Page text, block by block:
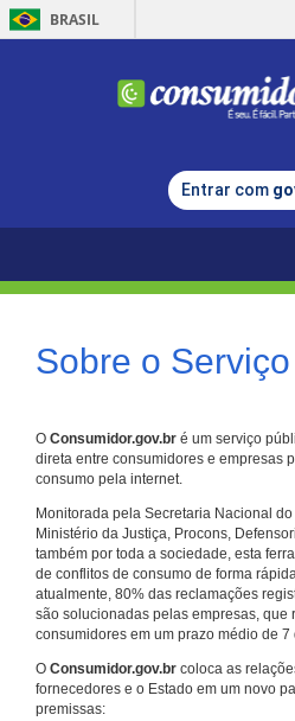
BRASIL
Entrar com
Sobre o Serviço
O Consumidor.gov.br é um serviço
direta entre consumidores e empresas
consumo pela internet.
Monitorada pela Secretaria Nacional
Ministério da Justiça, Procons,
também por toda a sociedade, esta
de conflitos de consumo de forma
atualmente, 80% das reclamações
são solucionadas pelas empresas, que
consumidores em um prazo médio de 7
O Consumidor.gov.br coloca as
fornecedores e o Estado em um novo
premissas: